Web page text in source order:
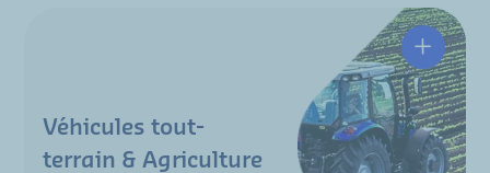
Véhicules tout-
terrain & Agriculture